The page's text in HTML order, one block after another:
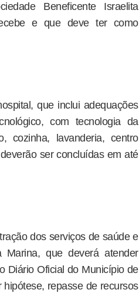
Beneficente Israelita
e que deve ter como
que inclui adequações
com tecnologia da
cozinha, lavanderia, centro
ser concluídas em até
dos serviços de saúde e
que deverá atender
Diário Oficial do Município de
repasse de recursos